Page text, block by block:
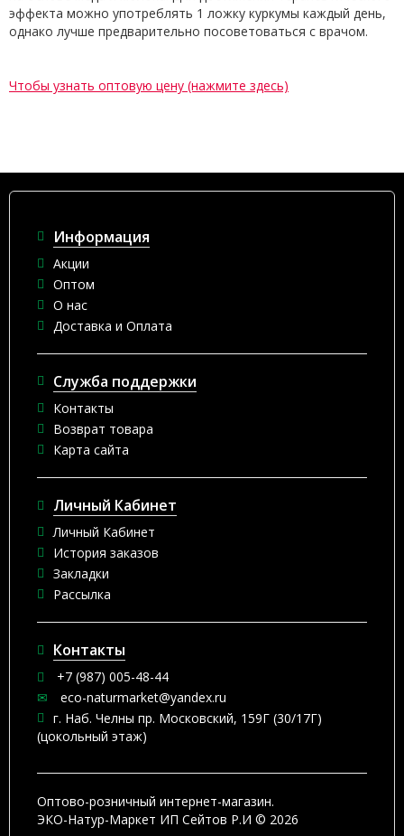
эффекта можно употреблять 1 ложку куркумы каждый день,
однако лучше предварительно посоветоваться с врачом.
Чтобы узнать оптовую цену (нажмите здесь)
Информация
Акции
Оптом
О нас
Доставка и Оплата
Служба поддержки
Контакты
Возврат товара
Карта сайта
Личный Кабинет
Личный Кабинет
История заказов
Закладки
Рассылка
Контакты
+7 (987) 005-48-44
eco-naturmarket@yandex.ru
г. Наб. Челны пр. Московский, 159Г (30/17Г)
(цокольный этаж)
Оптово-розничный интернет-магазин.
ЭКО-Натур-Маркет ИП Сейтов Р.И © 2026